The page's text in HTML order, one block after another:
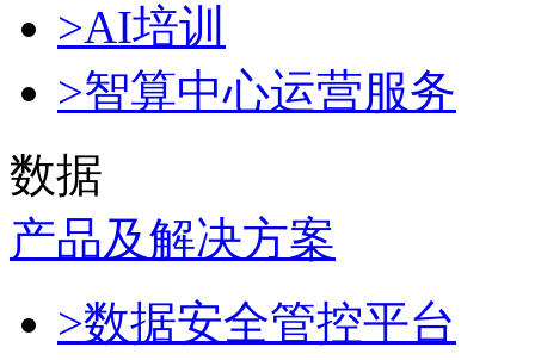
>AI培训
>智算中心运营服务
数据
产品及解决方案
>数据安全管控平台